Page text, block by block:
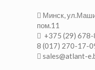
Минск,
пом.11
+375 (29)
8 (017) 270-17-
sales@atlant-